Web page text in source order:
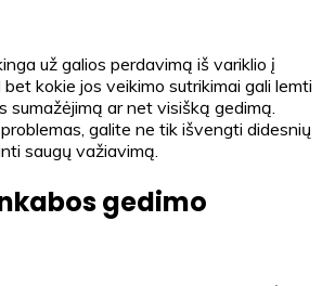
už galios perdavimą iš variklio į
kokie jos veikimo sutrikimai gali lemti
sumažėjimą ar net visišką gedimą.
galite ne tik išvengti didesnių
saugų važiavimą.
gedimo